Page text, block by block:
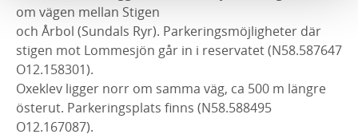
om vägen mellan Stigen
och Årbol (Sundals Ryr). Parkeringsmöjligheter där
stigen mot Lommesjön går in i reservatet (N58.587647
O12.158301).
Oxeklev ligger norr om samma väg, ca 500 m längre
österut. Parkeringsplats finns (N58.588495
O12.167087).